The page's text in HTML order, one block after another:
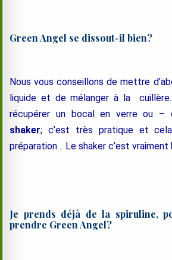
Green Angel se dissout-il bien?
Nous vous conseillons de mettre
liquide et de mélanger à la
récupérer un bocal en verre ou –
shaker; c’est très pratique et
préparation… Le shaker c’est vraiment
Je prends déjà de la spiruline,
prendre Green Angel?